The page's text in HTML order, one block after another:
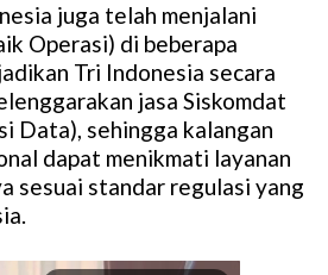
juga telah menjalani
Operasi) di beberapa
Tri Indonesia secara
jasa Siskomdat
Data), sehingga kalangan
dapat menikmati layanan
sesuai standar regulasi yang